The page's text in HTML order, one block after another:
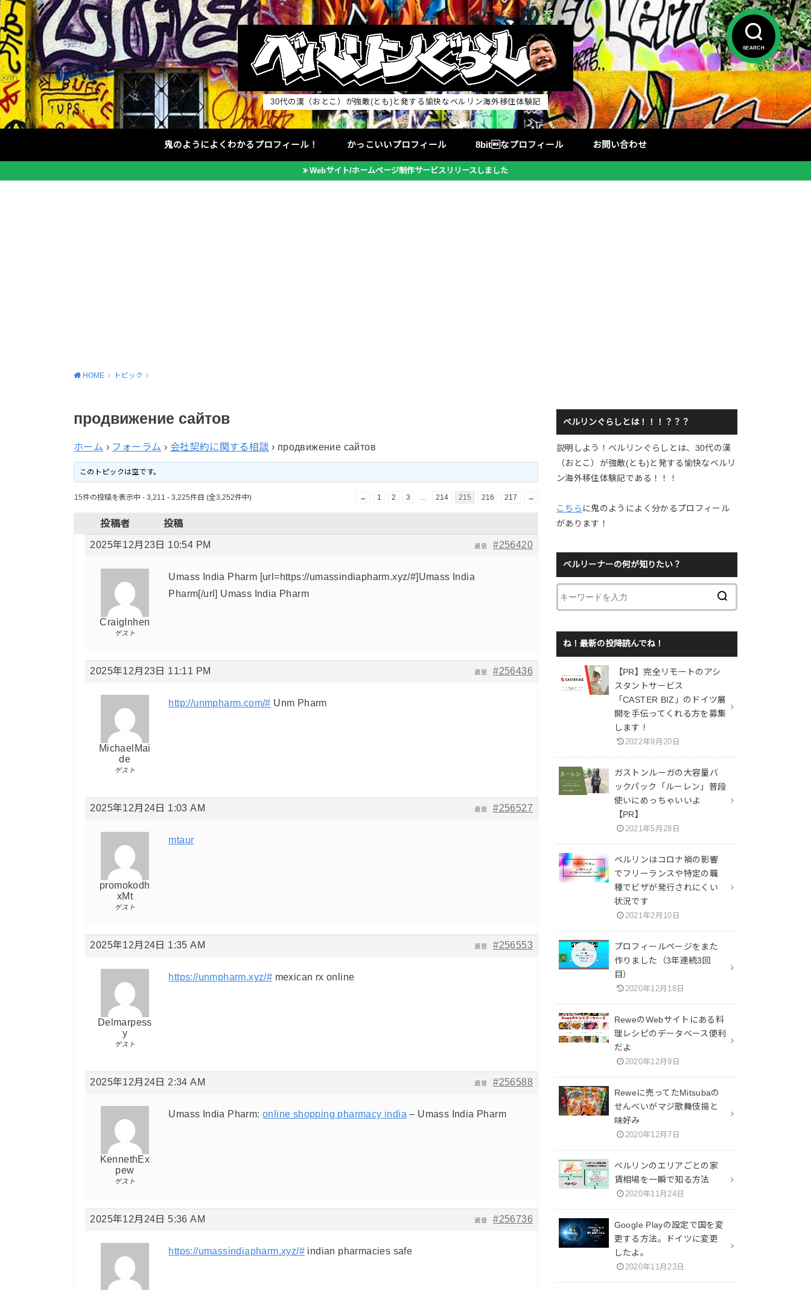
SEARCH
30代の漢（おとこ）が強敵(とも)と発する愉快なベルリン海外移住体験記
鬼のようによくわかるプロフィール！ かっこいいプロフィール 8bitなプロフィール お問い合わせ
Webサイト/ホームページ制作サービスリリースしました
HOME トピック
продвижение сайтов
ホーム › フォーラム › 会社契約に関する相談 › продвижение сайтов
このトピックは空です。
15件の投稿を表示中 - 3,211 - 3,225件目 (全3,252件中) ← 1 2 3 … 214 215 216 217 →
投稿者 投稿
2025年12月23日 10:54 PM #256420
返信
CraigInhen
ゲスト
Umass India Pharm [url=https://umassindiapharm.xyz/#]Umass India
Pharm[/url] Umass India Pharm
2025年12月23日 11:11 PM #256436
返信
MichaelMai
de
ゲスト
http://unmpharm.com/# Unm Pharm
2025年12月24日 1:03 AM #256527
返信
promokodh
xMt
ゲスト
mtaur
2025年12月24日 1:35 AM #256553
返信
Delmarpess
y
ゲスト
https://unmpharm.xyz/# mexican rx online
2025年12月24日 2:34 AM #256588
返信
KennethEx
pew
ゲスト
Umass India Pharm: online shopping pharmacy india – Umass India Pharm
2025年12月24日 5:36 AM #256736
返信
https://umassindiapharm.xyz/# indian pharmacies safe
ベルリンぐらしとは！！！？？？
説明しよう！ベルリンぐらしとは、30代の漢
（おとこ）が強敵(とも)と発する愉快なベルリ
ン海外移住体験記である！！！
こちら に鬼のようによく分かるプロフィール
があります！
ベルリーナーの何が知りたい？
ね！最新の投降読んでね！
【PR】完全リモートのアシ
スタントサービス
「CASTER BIZ」のドイツ展
開を手伝ってくれる方を募集
します！
2022年9月20日
ガストンルーガの大容量バ
ックパック「ルーレン」普段
使いにめっちゃいいよ
【PR】
2021年5月28日
ベルリンはコロナ禍の影響
でフリーランスや特定の職
種でビザが発行されにくい
状況です
2021年2月10日
プロフィールページをまた
作りました（3年連続3回
目）
2020年12月18日
ReweのWebサイトにある料
理レシピのデータベース便利
だよ
2020年12月9日
Reweに売ってたMitsubaの
せんべいがマジ歌舞伎揚と
味好み
2020年12月7日
ベルリンのエリアごとの家
賃相場を一瞬で知る方法
2020年11月24日
Google Playの設定で国を変
更する方法。ドイツに変更
したよ。
2020年11月23日